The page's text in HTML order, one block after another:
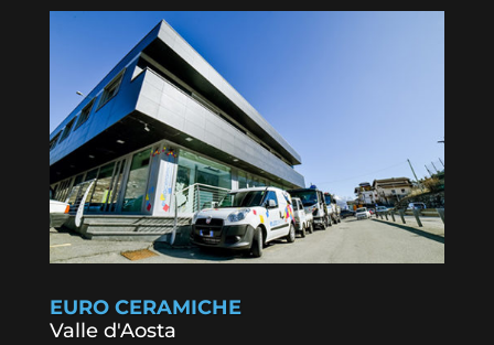
EURO CERAMICHE
Valle d'Aosta